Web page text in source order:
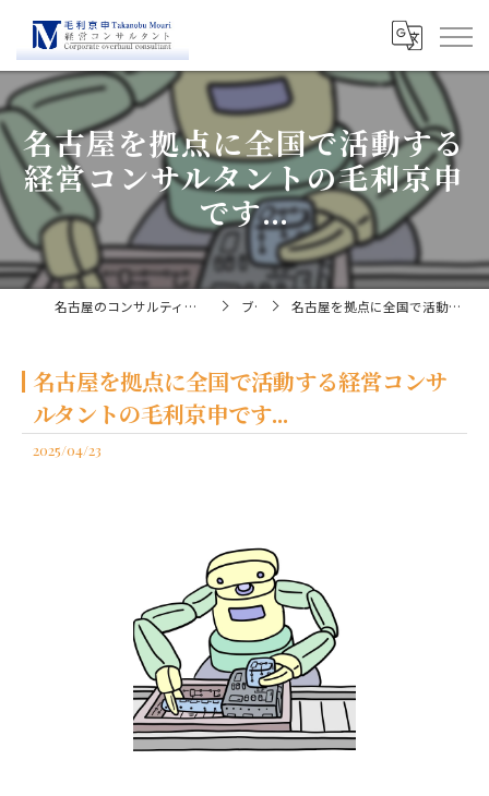
名古屋を拠点に全国で活動する
経営コンサルタントの毛利京申
です...
名古屋のコンサルティングなら経営コンサルタント毛利京申 ブログ 名古屋を拠点に全国で活動する経営コンサルタントの毛利京申です...
名古屋を拠点に全国で活動する経営コンサ
ルタントの毛利京申です...
2025/04/23